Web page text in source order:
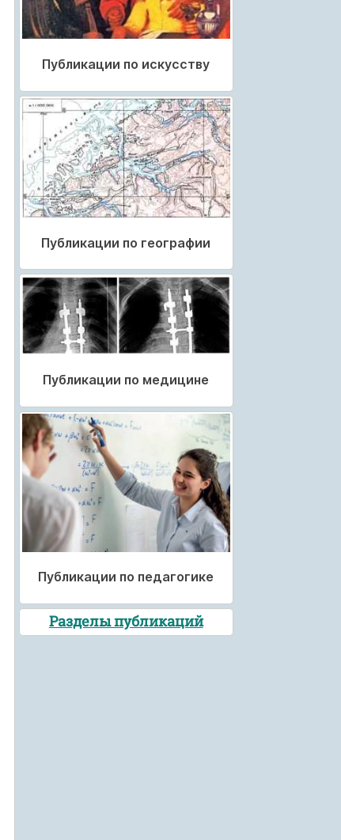
Публикации по искусству
Публикации по географии
Публикации по медицине
Публикации по педагогике
Разделы публикаций